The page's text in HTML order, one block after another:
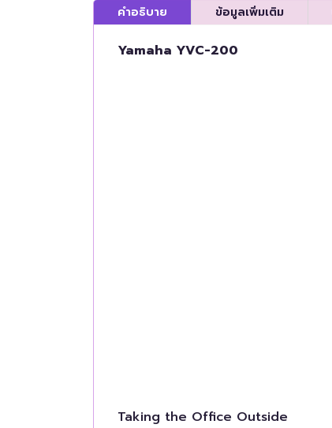
คำอธิบาย ข้อมูลเพิ่มเติม
Yamaha YVC-200
Taking the Office Outside